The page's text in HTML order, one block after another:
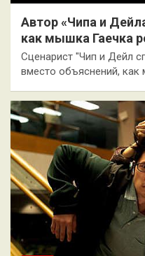
Автор «Чипа и
как мышка Гаечка
Сценарист "Чип и Дейл
вместо объяснений, как